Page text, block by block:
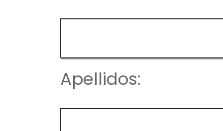
Apellidos: